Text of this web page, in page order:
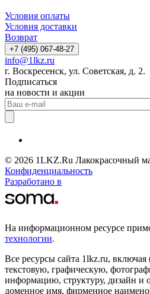
Условия оплаты
Условия доставки
Возврат
+7 (495) 067-48-27
info@1lkz.ru
г. Воскресенск, ул. Советская, д. 2.
Подписаться
на новости и акции
© 2026 1LKZ.Ru Лакокрасочный
Конфиденциальность
Разработано в
На информационном ресурсе
технологии.
Все ресурсы сайта 1lkz.ru, включая
текстовую, графическую,
информацию, структуру, дизайн и
доменное имя, фирменное